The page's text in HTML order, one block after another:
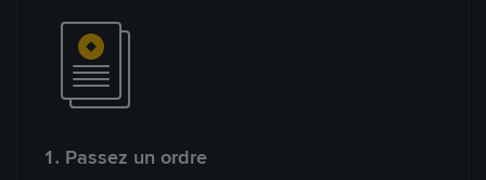
1. Passez un ordre